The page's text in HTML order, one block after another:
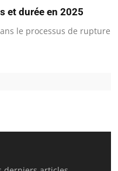
et durée en 2025
le processus de rupture